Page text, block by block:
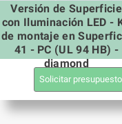
Versión de Superficie
con Iluminación LED -
de montaje en
41 - PC (UL 94 HB) -
diamond
Solicitar presupuesto